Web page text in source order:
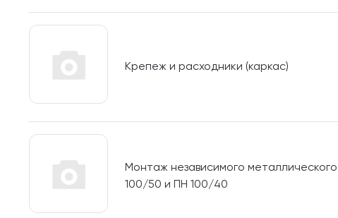
Крепеж и расходники (каркас)
Монтаж независимого
100/50 и ПН 100/40